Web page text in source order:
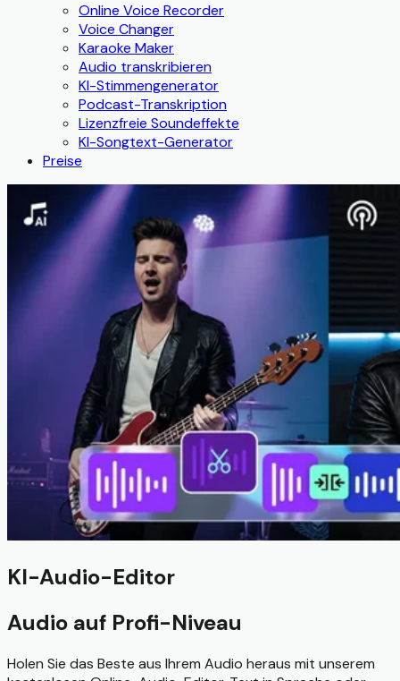
Online Voice Recorder
Voice Changer
Karaoke Maker
Audio transkribieren
KI-Stimmengenerator
Podcast-Transkription
Lizenzfreie Soundeffekte
KI-Songtext-Generator
Preise
KI-Audio-Editor
Audio auf Profi-Niveau
Holen Sie das Beste aus Ihrem Audio heraus mit unserem